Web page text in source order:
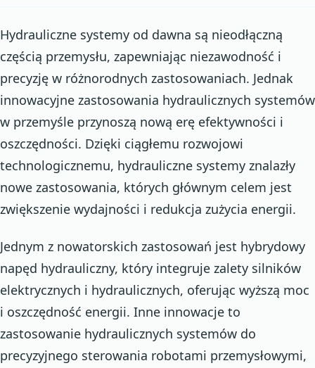
Hydrauliczne systemy od dawna są nieodłączną
częścią przemysłu, zapewniając niezawodność i
precyzję w różnorodnych zastosowaniach. Jednak
innowacyjne zastosowania hydraulicznych systemów
w przemyśle przynoszą nową erę efektywności i
oszczędności. Dzięki ciągłemu rozwojowi
technologicznemu, hydrauliczne systemy znalazły
nowe zastosowania, których głównym celem jest
zwiększenie wydajności i redukcja zużycia energii.
Jednym z nowatorskich zastosowań jest hybrydowy
napęd hydrauliczny, który integruje zalety silników
elektrycznych i hydraulicznych, oferując wyższą moc
i oszczędność energii. Inne innowacje to
zastosowanie hydraulicznych systemów do
precyzyjnego sterowania robotami przemysłowymi,